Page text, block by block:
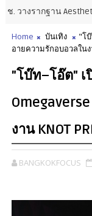
งรากฐาน Aesthetic
Home บันเทิง
"โ
อายความรักอบอวลในงา
"โบ๊ท–โอ๊ต"
งาน KNOT
BANGKOKFOCUS